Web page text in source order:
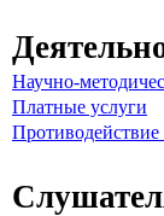
Научно-
Платные услуги